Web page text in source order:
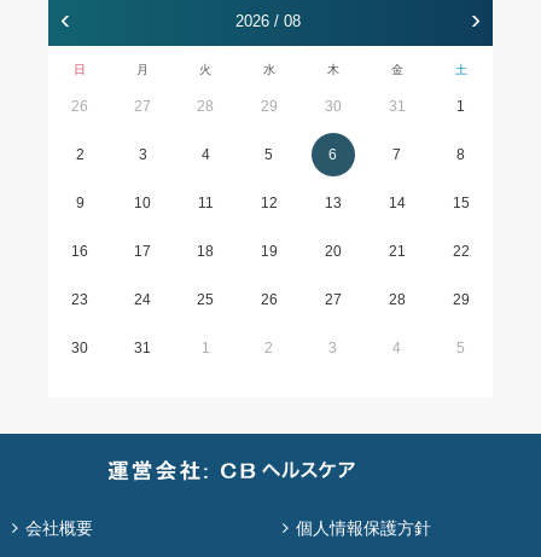
‹ 2026 / 08 ›
日 月 火 水 木 金 土
26 27 28 29 30 31 1
2 3 4 5 6 7 8
9 10 11 12 13 14 15
16 17 18 19 20 21 22
23 24 25 26 27 28 29
30 31 1 2 3 4 5
会社概要 個人情報保護方針